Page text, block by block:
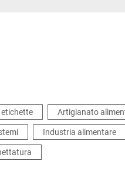
Artigianato
Industria alimentare